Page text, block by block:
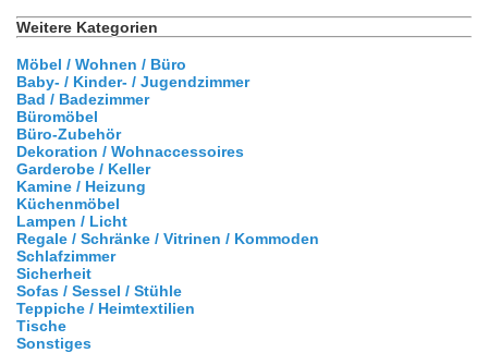
Weitere Kategorien
Möbel / Wohnen / Büro
Baby- / Kinder- / Jugendzimmer
Bad / Badezimmer
Büromöbel
Büro-Zubehör
Dekoration / Wohnaccessoires
Garderobe / Keller
Kamine / Heizung
Küchenmöbel
Lampen / Licht
Regale / Schränke / Vitrinen / Kommoden
Schlafzimmer
Sicherheit
Sofas / Sessel / Stühle
Teppiche / Heimtextilien
Tische
Sonstiges